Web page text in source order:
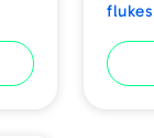
flukes